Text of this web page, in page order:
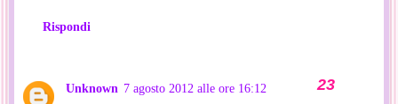
Rispondi
Unknown 7 agosto 2012 alle ore 16:12